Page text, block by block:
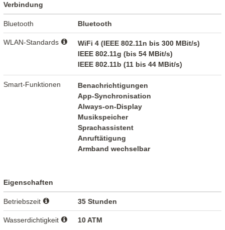
Verbindung
Bluetooth Bluetooth
WLAN-Standards
WiFi 4 (IEEE 802.11n bis 300 MBit/s)
IEEE 802.11g (bis 54 MBit/s)
IEEE 802.11b (11 bis 44 MBit/s)
Smart-Funktionen
Benachrichtigungen
App-Synchronisation
Always-on-Display
Musikspeicher
Sprachassistent
Anruftätigung
Armband wechselbar
Eigenschaften
Betriebszeit 35 Stunden
Wasserdichtigkeit 10 ATM